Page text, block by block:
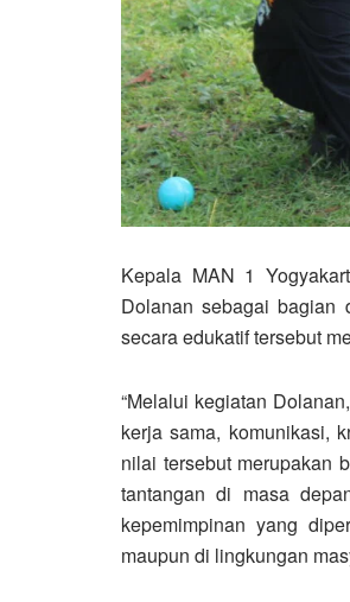
Kepala MAN 1
Dolanan sebagai bagian
secara edukatif tersebut
“Melalui kegiatan
kerja sama, komunikasi,
nilai tersebut merupakan
tantangan di masa
kepemimpinan yang
maupun di lingkungan